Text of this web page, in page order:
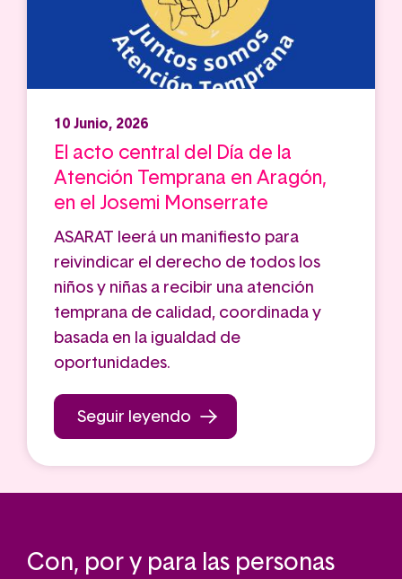
10 Junio, 2026
El acto central del Día de la
Atención Temprana en Aragón,
en el Josemi Monserrate
ASARAT leerá un manifiesto para
reivindicar el derecho de todos los
niños y niñas a recibir una atención
temprana de calidad, coordinada y
basada en la igualdad de
oportunidades.
Seguir leyendo
Con, por y para las personas